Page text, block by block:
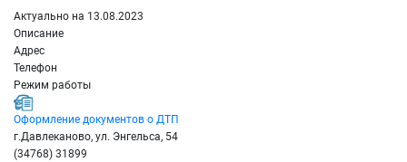
Актуально на 13.08.2023
Описание
Адрес
Телефон
Режим работы
Оформление документов о ДТП
г.Давлеканово, ул. Энгельса, 54
(34768) 31899